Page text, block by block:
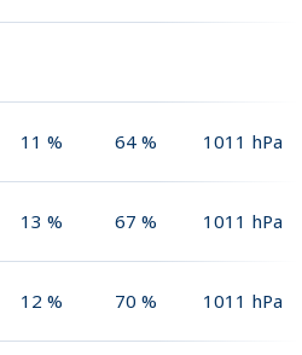
11 % 64 % 1011 hPa
13 % 67 % 1011 hPa
12 % 70 % 1011 hPa